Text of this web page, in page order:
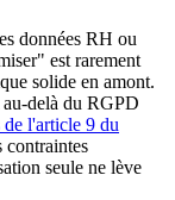
données RH ou
est rarement
solide en amont.
au-delà du RGPD
l'article 9 du
contraintes
seule ne lève